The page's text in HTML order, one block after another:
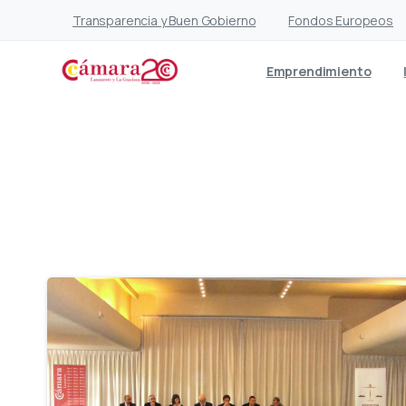
Transparencia y Buen Gobierno Fondos Europeos
Emprendimiento